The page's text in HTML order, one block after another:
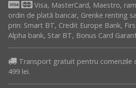
Visa, MasterCard, Maestro,
ordin de plată bancar, Grenke renting
prin: Smart BT, Credit Europe Bank,
Alpha bank, Star BT, Bonus Card
Transport gratuit pentru comenzile
499 lei.